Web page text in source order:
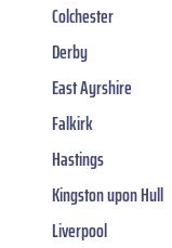
Colchester
Derby
East Ayrshire
Falkirk
Hastings
Kingston upon Hull
Liverpool